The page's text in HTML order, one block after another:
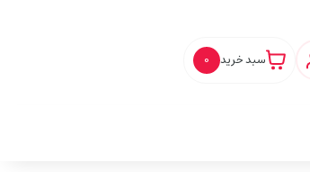
سبد خرید 0